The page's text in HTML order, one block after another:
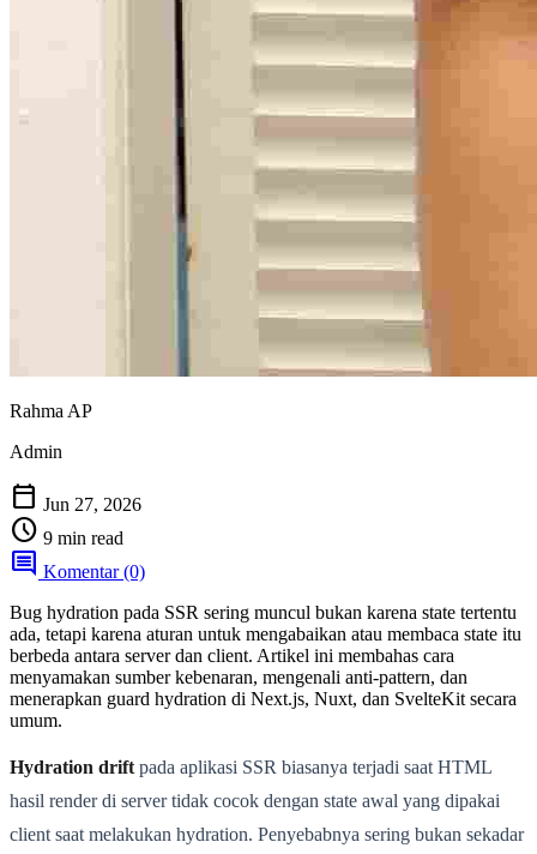
Rahma AP
Admin
calendar_today Jun 27, 2026
schedule 9 min read
comment Komentar (0)
Bug hydration pada SSR sering muncul bukan karena state tertentu
ada, tetapi karena aturan untuk mengabaikan atau membaca state itu
berbeda antara server dan client. Artikel ini membahas cara
menyamakan sumber kebenaran, mengenali anti-pattern, dan
menerapkan guard hydration di Next.js, Nuxt, dan SvelteKit secara
umum.
Hydration drift pada aplikasi SSR biasanya terjadi saat HTML
hasil render di server tidak cocok dengan state awal yang dipakai
client saat melakukan hydration. Penyebabnya sering bukan sekadar